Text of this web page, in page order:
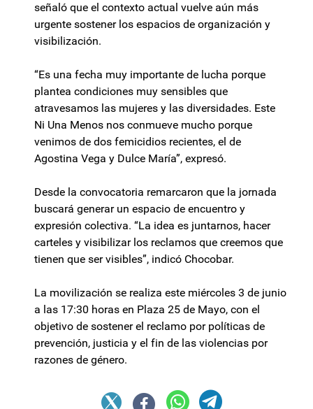
señaló que el contexto actual vuelve aún más
urgente sostener los espacios de organización y
visibilización.
“Es una fecha muy importante de lucha porque
plantea condiciones muy sensibles que
atravesamos las mujeres y las diversidades. Este
Ni Una Menos nos conmueve mucho porque
venimos de dos femicidios recientes, el de
Agostina Vega y Dulce María”, expresó.
Desde la convocatoria remarcaron que la jornada
buscará generar un espacio de encuentro y
expresión colectiva. “La idea es juntarnos, hacer
carteles y visibilizar los reclamos que creemos que
tienen que ser visibles”, indicó Chocobar.
La movilización se realiza este miércoles 3 de junio
a las 17:30 horas en Plaza 25 de Mayo, con el
objetivo de sostener el reclamo por políticas de
prevención, justicia y el fin de las violencias por
razones de género.